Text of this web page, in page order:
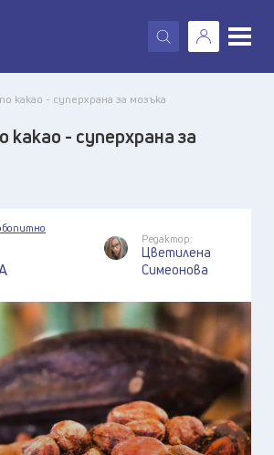
X
какао - суперхрана за мозъка
- суперхрана за
Редактор:
Цветилена
Симеонова